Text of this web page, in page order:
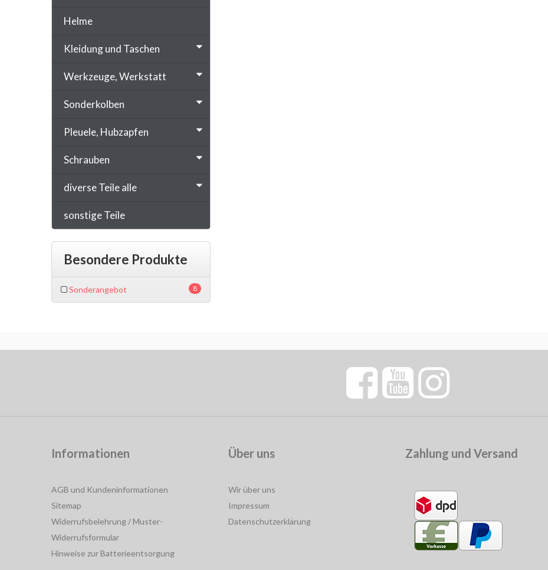
Helme
Kleidung und Taschen
Werkzeuge, Werkstatt
Sonderkolben
Pleuele, Hubzapfen
Schrauben
diverse Teile alle
sonstige Teile
Besondere Produkte
8
Sonderangebot
Informationen
AGB und Kundeninformationen
Sitemap
Widerrufsbelehrung / Muster-
Widerrufsformular
Hinweise zur Batterieentsorgung
Über uns
Wir über uns
Impressum
Datenschutzerklärung
Zahlung und Versand